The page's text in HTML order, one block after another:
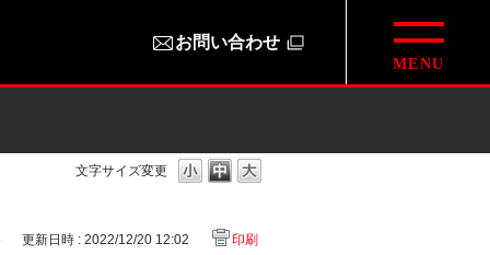
お問い合わせ
文字サイズ変更
更新日時 : 2022/12/20 12:02 印刷